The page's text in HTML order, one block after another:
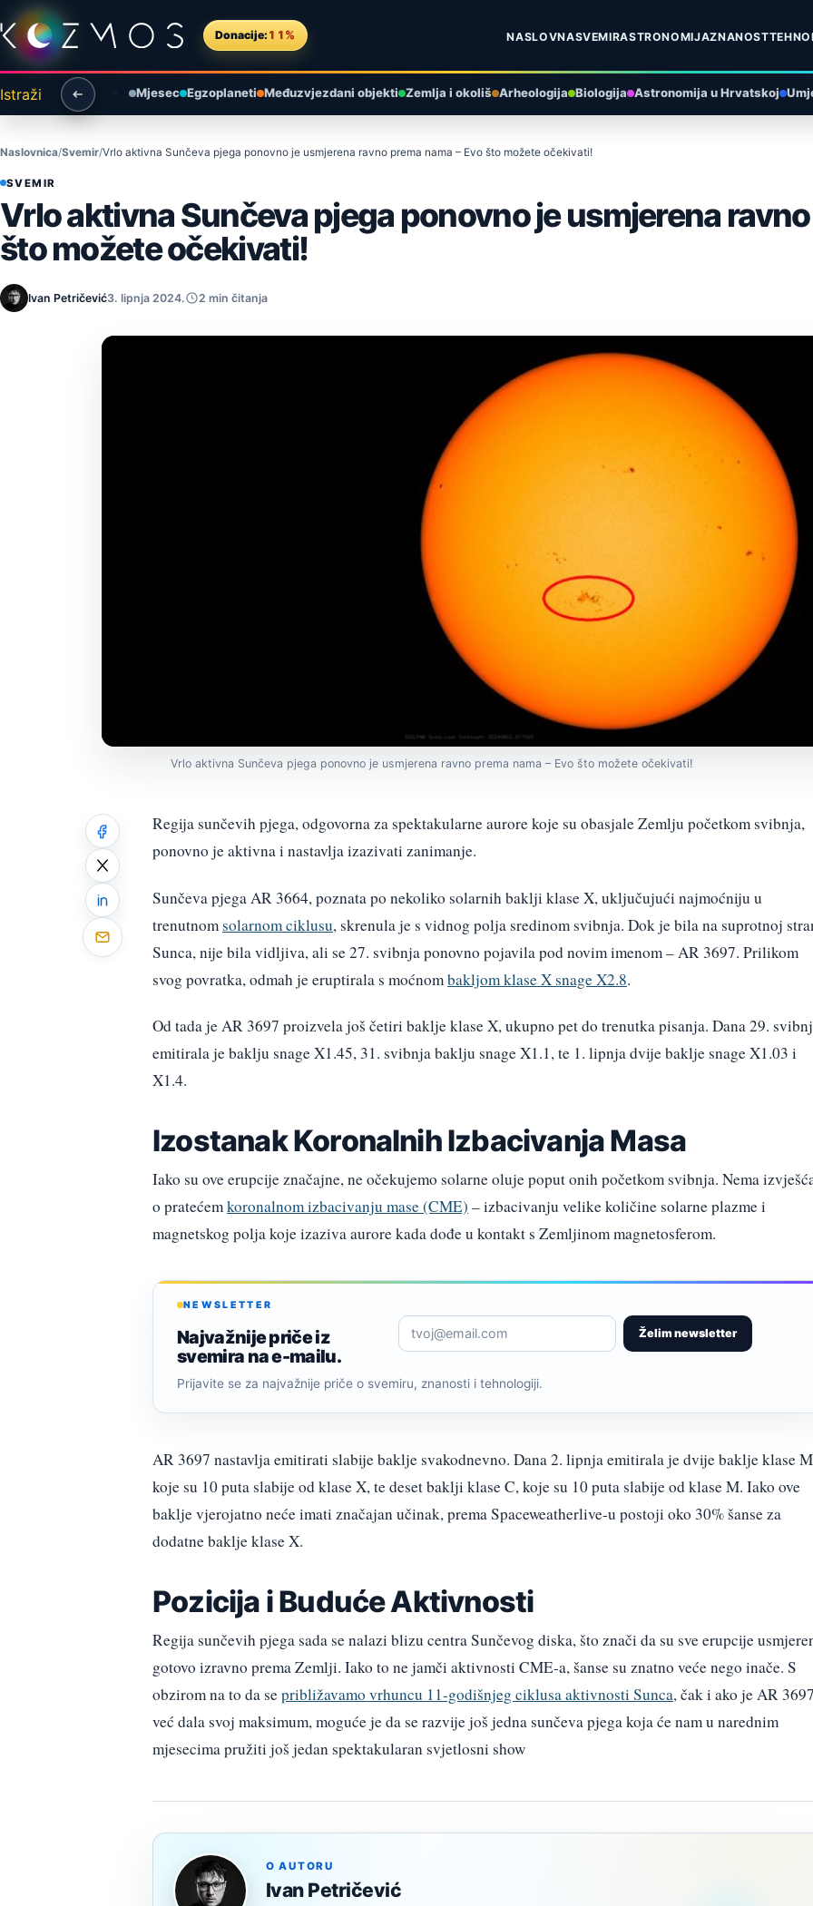
Preskoči na sadržaj
Donacije: 11% NASLOVNASVEMIRASTRONOMIJAZNANOST
Istraži Mjesec Egzoplaneti Međuzvjezdani objekti Zemlja i okoliš Arheologija Biologija Astronomija u Hrvatskoj
Naslovnica Svemir Vrlo aktivna Sunčeva pjega ponovno je usmjerena ravno prema nama – Evo što možete očekivati!
SVEMIR
Vrlo aktivna Sunčeva pjega ponovno je usmjerena ravno
što možete očekivati!
Ivan Petričević3. lipnja 2024. 2 min čitanja
Vrlo aktivna Sunčeva pjega ponovno je usmjerena ravno prema nama – Evo što možete očekivati!
Regija sunčevih pjega, odgovorna za spektakularne aurore koje su obasjale Zemlju početkom svibnja,
ponovno je aktivna i nastavlja izazivati zanimanje.
Sunčeva pjega AR 3664, poznata po nekoliko solarnih baklji klase X, uključujući najmoćniju u
trenutnomsolarnom ciklusu, skrenula je s vidnog polja sredinom svibnja. Dok je bila na suprotnoj
Sunca, nije bila vidljiva, ali se 27. svibnja ponovno pojavila pod novim imenom – AR 3697. Prilikom
svog povratka, odmah je eruptirala s moćnombakljom klase X snage X2.8.
Od tada je AR 3697 proizvela još četiri baklje klase X, ukupno pet do trenutka pisanja. Dana 29.
emitirala je baklju snage X1.45, 31. svibnja baklju snage X1.1, te 1. lipnja dvije baklje snage X1.03 i
X1.4.
Izostanak Koronalnih Izbacivanja Masa
Iako su ove erupcije značajne, ne očekujemo solarne oluje poput onih početkom svibnja. Nema
o pratećemkoronalnom izbacivanju mase (CME) – izbacivanju velike količine solarne plazme i
magnetskog polja koje izaziva aurore kada dođe u kontakt s Zemljinom magnetosferom.
NEWSLETTER
Najvažnije priče iz
svemira na e-mailu.
Želim newsletter
Prijavite se za najvažnije priče o svemiru, znanosti i tehnologiji.
AR 3697 nastavlja emitirati slabije baklje svakodnevno. Dana 2. lipnja emitirala je dvije baklje klase
koje su 10 puta slabije od klase X, te deset baklji klase C, koje su 10 puta slabije od klase M. Iako ove
baklje vjerojatno neće imati značajan učinak, prema Spaceweatherlive-u postoji oko 30% šanse za
dodatne baklje klase X.
Pozicija i Buduće Aktivnosti
Regija sunčevih pjega sada se nalazi blizu centra Sunčevog diska, što znači da su sve erupcije
gotovo izravno prema Zemlji. Iako to ne jamči aktivnosti CME-a, šanse su znatno veće nego inače. S
obzirom na to da sepribližavamo vrhuncu 11-godišnjeg ciklusa aktivnosti Sunca, čak i ako je AR
već dala svoj maksimum, moguće je da se razvije još jedna sunčeva pjega koja će nam u narednim
mjesecima pružiti još jedan spektakularan svjetlosni show
O AUTORU
Ivan Petričević